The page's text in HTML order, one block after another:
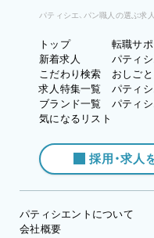
パティシエ、パン職人の選ぶ求
トップ
新着求人
こだわり検索
求人特集一覧
ブランド一覧
気になるリスト
転職サポ
パティ
おしご
パティ
パティ
採用・求人
パティシエントについて
会社概要